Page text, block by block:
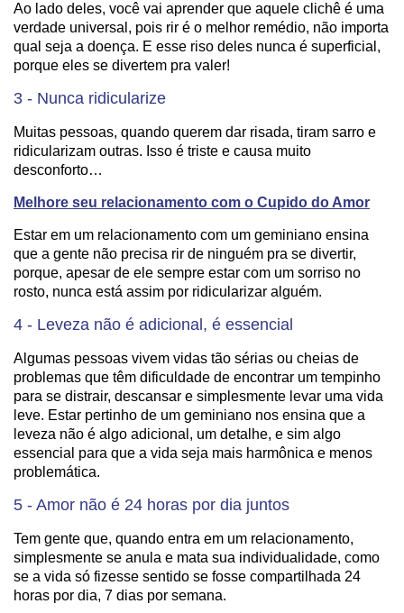
Ao lado deles, você vai aprender que aquele clichê é uma
verdade universal, pois rir é o melhor remédio, não importa
qual seja a doença. E esse riso deles nunca é superficial,
porque eles se divertem pra valer!
3 - Nunca ridicularize
Muitas pessoas, quando querem dar risada, tiram sarro e
ridicularizam outras. Isso é triste e causa muito
desconforto…
Melhore seu relacionamento com o Cupido do Amor
Estar em um relacionamento com um geminiano ensina
que a gente não precisa rir de ninguém pra se divertir,
porque, apesar de ele sempre estar com um sorriso no
rosto, nunca está assim por ridicularizar alguém.
4 - Leveza não é adicional, é essencial
Algumas pessoas vivem vidas tão sérias ou cheias de
problemas que têm dificuldade de encontrar um tempinho
para se distrair, descansar e simplesmente levar uma vida
leve. Estar pertinho de um geminiano nos ensina que a
leveza não é algo adicional, um detalhe, e sim algo
essencial para que a vida seja mais harmônica e menos
problemática.
5 - Amor não é 24 horas por dia juntos
Tem gente que, quando entra em um relacionamento,
simplesmente se anula e mata sua individualidade, como
se a vida só fizesse sentido se fosse compartilhada 24
horas por dia, 7 dias por semana.